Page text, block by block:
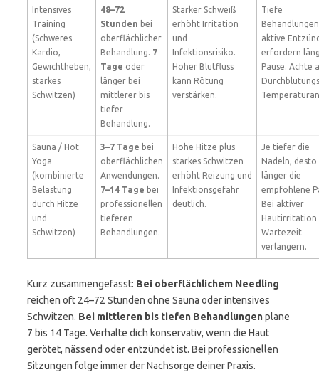
Intensives
Training
(Schweres
Kardio,
Gewichtheben,
starkes
Schwitzen)
48–72
Stunden bei
oberflächlicher
Behandlung. 7
Tage oder
länger bei
mittlerer bis
tiefer
Behandlung.
Starker Schweiß
erhöht Irritation
und
Infektionsrisiko.
Hoher Blutfluss
kann Rötung
verstärken.
Tiefe
aktive
erfordern
Pause. Achte
Sauna / Hot
Yoga
(kombinierte
Belastung
durch Hitze
und
Schwitzen)
3–7 Tage bei
oberflächlichen
Anwendungen.
7–14 Tage bei
professionellen
tieferen
Behandlungen.
Hohe Hitze plus
starkes Schwitzen
erhöht Reizung und
Infektionsgefahr
deutlich.
Je tiefer die
Nadeln, desto
länger die
empfohlene
Bei aktiver
Hautirritation
Wartezeit
verlängern.
Kurz zusammengefasst: Bei oberflächlichem Needling
reichen oft 24–72 Stunden ohne Sauna oder intensives
Schwitzen. Bei mittleren bis tiefen Behandlungenplane
7 bis 14 Tage. Verhalte dich konservativ, wenn die Haut
gerötet, nässend oder entzündet ist. Bei professionellen
Sitzungen folge immer der Nachsorge deiner Praxis.